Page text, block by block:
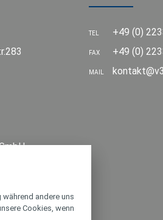
TEL +49 (0)
FAX +49 (0)
MAIL
andere uns
Cookies, wenn
Notwendig